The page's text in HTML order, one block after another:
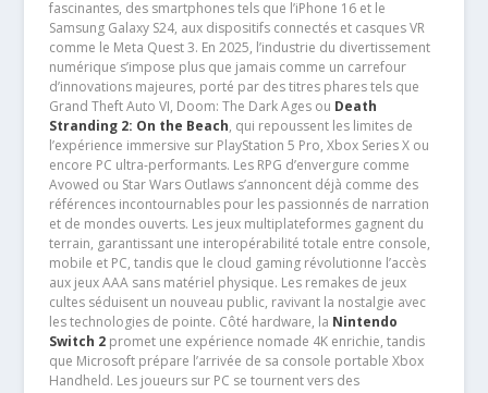
fascinantes, des smartphones tels que l’iPhone 16 et le
Samsung Galaxy S24, aux dispositifs connectés et casques VR
comme le Meta Quest 3. En 2025, l’industrie du divertissement
numérique s’impose plus que jamais comme un carrefour
d’innovations majeures, porté par des titres phares tels que
Grand Theft Auto VI, Doom: The Dark Ages ou Death
Stranding 2: On the Beach, qui repoussent les limites de
l’expérience immersive sur PlayStation 5 Pro, Xbox Series X ou
encore PC ultra-performants. Les RPG d’envergure comme
Avowed ou Star Wars Outlaws s’annoncent déjà comme des
références incontournables pour les passionnés de narration
et de mondes ouverts. Les jeux multiplateformes gagnent du
terrain, garantissant une interopérabilité totale entre console,
mobile et PC, tandis que le cloud gaming révolutionne l’accès
aux jeux AAA sans matériel physique. Les remakes de jeux
cultes séduisent un nouveau public, ravivant la nostalgie avec
les technologies de pointe. Côté hardware, la Nintendo
Switch 2promet une expérience nomade 4K enrichie, tandis
que Microsoft prépare l’arrivée de sa console portable Xbox
Handheld. Les joueurs sur PC se tournent vers des